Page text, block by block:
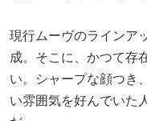
現行ムーヴのラインア
成。そこに、かつて存
い。シャープな顔つき
い雰囲気を好んでいた